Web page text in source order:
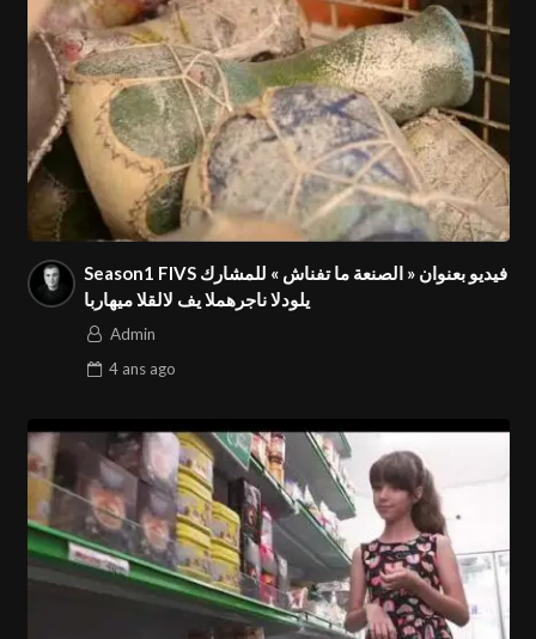
Season1 FIVS فيديو بعنوان « الصنعة ما تفناش » للمشارك
ابراهيم القلال في المهرجان الدولي⁩
Admin
4 ans ago